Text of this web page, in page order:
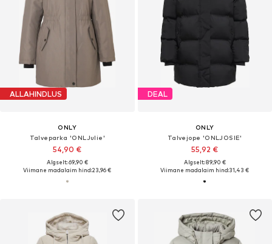
ALLAHINDLUS
ONLY
Talveparka 'ONLJulie'
54,90 €
Algselt: 69,90 €
Viimane madalaim hind:23,96 €
DEAL
ONLY
Talvejope 'ONLJOSIE'
55,92 €
Algselt: 89,90 €
Viimane madalaim hind:31,43 €